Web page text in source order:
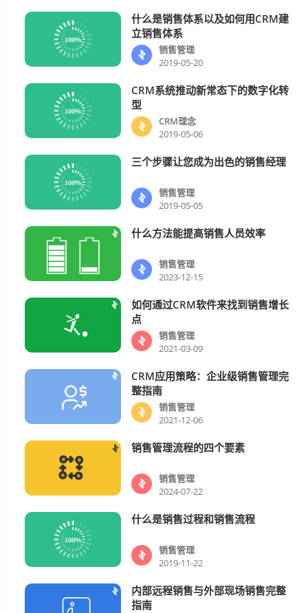
什么是销售体系以及如何用CRM建
立销售体系
销售管理
2019-05-20
CRM系统推动新常态下的数字化转
型
CRM理念
2019-05-06
三个步骤让您成为出色的销售经理
销售管理
2019-05-05
销售管理 什么方法能提高销售人员效率
销售管理
2023-12-15
如何通过CRM软件来找到销售增长
点
销售管理
2021-03-09
CRM应用策略：企业级销售管理完
整指南
销售管理
2021-12-06
销售管理流程的四个要素
销售管理
2024-07-22
什么是销售过程和销售流程
销售管理
2019-11-22
内部远程销售与外部现场销售完整
指南